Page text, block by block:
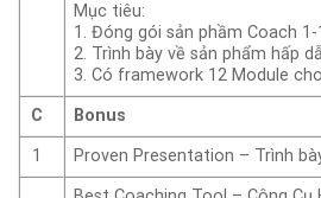
Mục tiêu:
1. Đóng gói sản phầm Coach
2. Trình bày về sản phẩm hấp
3. Có framework 12 Module
C
Bonus
1
Proven Presentation – Trình